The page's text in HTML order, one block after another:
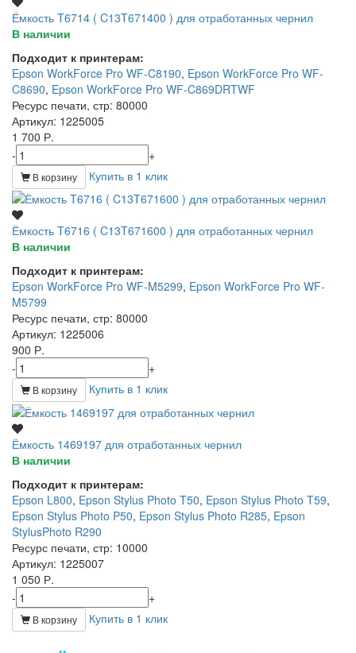
Ёмкость T6714 ( C13T671400 ) для отработанных чернил
В наличии
Подходит к принтерам:
Epson WorkForce Pro WF-C8190, Epson WorkForce Pro WF-
C8690, Epson WorkForce Pro WF-C869DRTWF
Ресурс печати, стр: 80000
Артикул: 1225005
1 700 Р.
-
+
В корзину Купить в 1 клик
Ёмкость T6716 ( C13T671600 ) для отработанных чернил
В наличии
Подходит к принтерам:
Epson WorkForce Pro WF-M5299, Epson WorkForce Pro WF-
M5799
Ресурс печати, стр: 80000
Артикул: 1225006
900 Р.
-
+
В корзину Купить в 1 клик
Ёмкость 1469197 для отработанных чернил
В наличии
Подходит к принтерам:
Epson L800, Epson Stylus Photo T50, Epson Stylus Photo T59,
Epson Stylus Photo P50, Epson Stylus Photo R285, Epson
StylusPhoto R290
Ресурс печати, стр: 10000
Артикул: 1225007
1 050 Р.
-
+
В корзину Купить в 1 клик